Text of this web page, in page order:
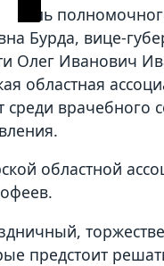
Бурда, вице-
Олег Иванович
областная
среди
областной
предстоит